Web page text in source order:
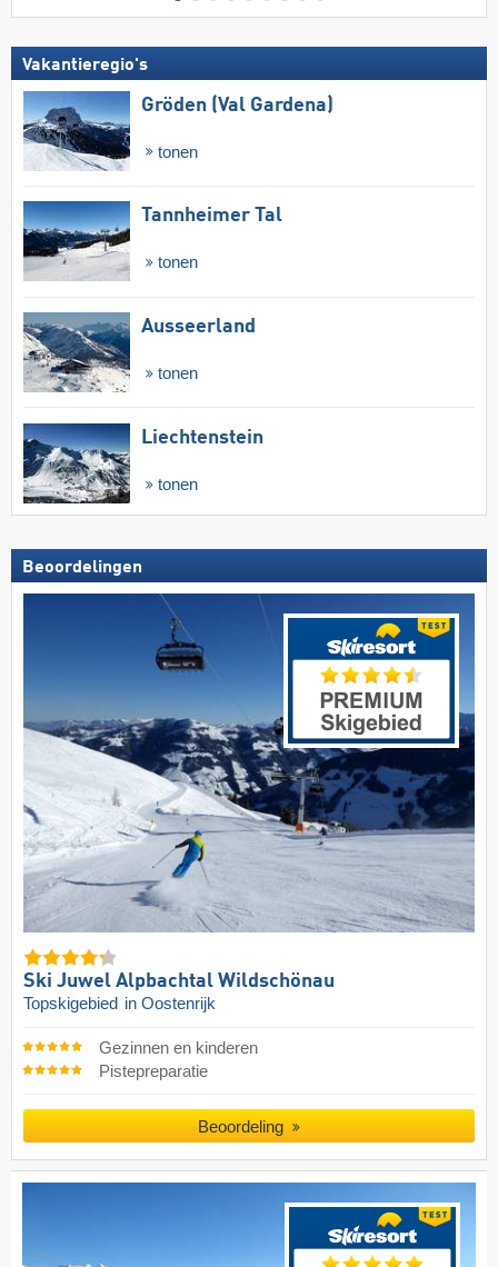
Vakantieregio's
Gröden (Val Gardena)
tonen
Tannheimer Tal
tonen
Ausseerland
tonen
Liechtenstein
tonen
Beoordelingen
Ski Juwel Alpbachtal Wildschönau
Topskigebied in Oostenrijk
Gezinnen en kinderen
Pistepreparatie
Beoordeling